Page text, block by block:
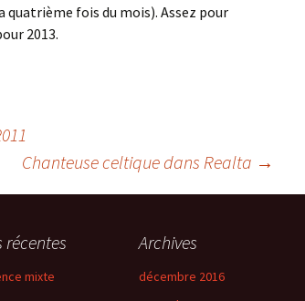
fois du mois). Assez pour
2013.
Chanteuse celtique dans Realta →
mixte
Archives
décembre 2016